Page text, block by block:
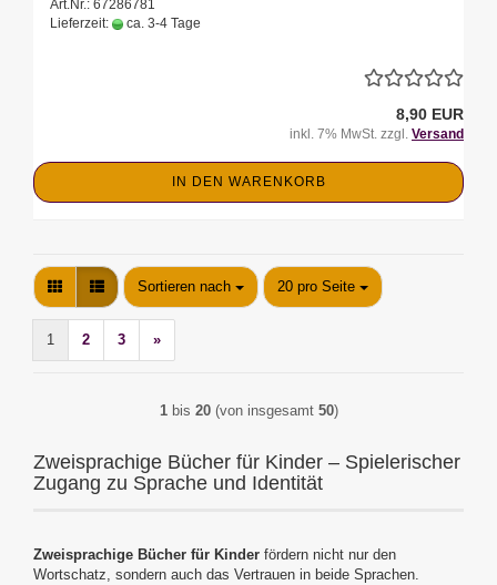
Art.Nr.: 67286781
Lieferzeit:
ca. 3-4 Tage
8,90 EUR
inkl. 7% MwSt. zzgl. Versand
IN DEN WARENKORB
Sortieren nach
Sortieren nach 20 pro Seite
pro Seite
1 2 3 »
1bis 20(von insgesamt 50)
Zweisprachige Bücher für Kinder – Spielerischer
Zugang zu Sprache und Identität
Zweisprachige Bücher für Kinder fördern nicht nur den
Wortschatz, sondern auch das Vertrauen in beide Sprachen.